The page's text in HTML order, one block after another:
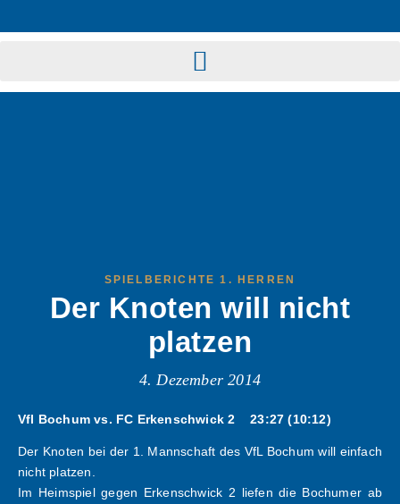
SPIELBERICHTE 1. HERREN
Der Knoten will nicht
platzen
4. Dezember 2014
Vfl Bochum vs. FC Erkenschwick 2 23:27 (10:12)
Der Knoten bei der 1. Mannschaft des VfL Bochum will einfach
nicht platzen.
Im Heimspiel gegen Erkenschwick 2 liefen die Bochumer ab